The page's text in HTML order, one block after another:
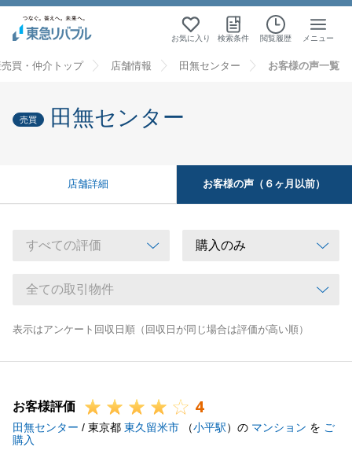
お気に入り 検索条件 閲覧履歴 メニュー
買・仲介トップ 店舗情報 田無センター お客様の声一覧
売買 田無センター
店舗詳細 お客様の声（６ヶ月以前）
表示はアンケート回収日順（回収日が同じ場合は評価が高い順）
お客様評価 4
田無センター / 東京都 東久留米市 （小平駅）の マンション を ご
購入